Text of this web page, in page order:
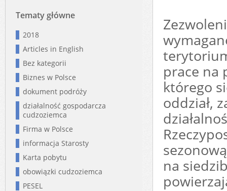
prace na
którego
oddział,
na
Tematy główne
2018
Articles in English
Bez kategorii
Biznes w Polsce
dokument podróży
działalność gospodarcza
cudzoziemca
Firma w Polsce
informacja Starosty
Karta pobytu
obowiązki cudzoziemca
PESEL